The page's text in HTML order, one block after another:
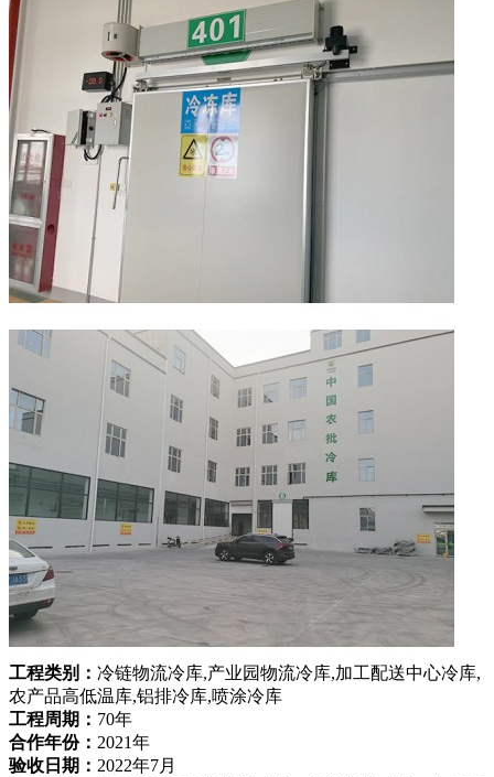
工程类别： 冷链物流冷库,产业园物流冷库,加工配送中心冷库,
农产品高低温库,铝排冷库,喷涂冷库
工程周期： 70年
合作年份： 2021年
验收日期： 2022年7月